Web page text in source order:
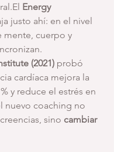
Energy
justo ahí: en el nivel
mente, cuerpo y
(2021) probó
cardíaca mejora la
y reduce el estrés en
nuevo coaching no
sino cambiar